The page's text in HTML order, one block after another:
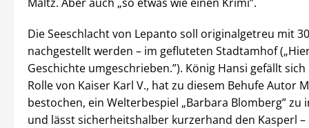
Die Seeschlacht von Lepanto soll originalgetreu mit
nachgestellt werden – im gefluteten Stadtamhof
Geschichte umgeschrieben.”). König Hansi gefällt
Rolle von Kaiser Karl V., hat zu diesem Behufe Autor
bestochen, ein Welterbespiel „Barbara Blomberg” zu
und lässt sicherheitshalber kurzerhand den Kasperl –